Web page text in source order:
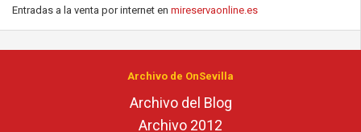
Entradas a la venta por internet en mireservaonline.es
Archivo de OnSevilla
Archivo del Blog
Archivo 2012